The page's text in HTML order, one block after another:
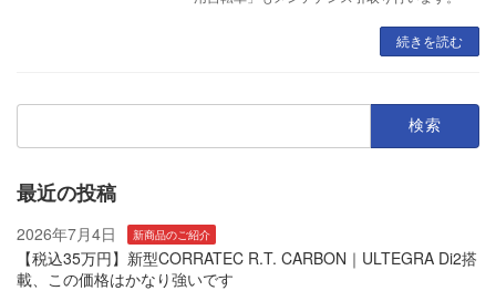
続きを読む
検
最近の投稿
2026年7月4日 新商品のご紹介
【税込35万円】新型CORRATEC R.T. CARBON｜ULTEGRA Di2搭
載、この価格はかなり強いです